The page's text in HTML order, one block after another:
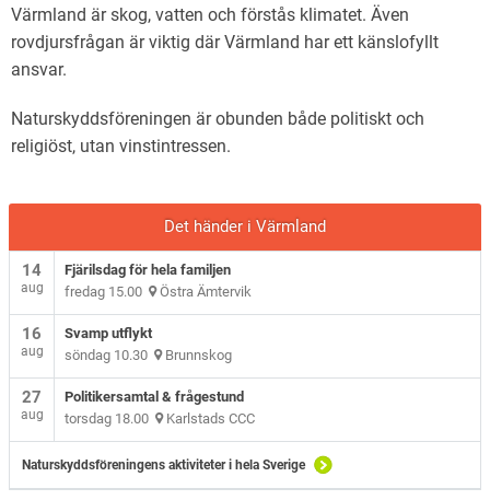
Värmland är skog, vatten och förstås klimatet. Även
rovdjursfrågan är viktig där Värmland har ett känslofyllt
ansvar.
Naturskyddsföreningen är obunden både politiskt och
religiöst, utan vinstintressen.
Det händer i Värmland
14
aug
Fjärilsdag för hela familjen
fredag 15.00 Östra Ämtervik
16
aug
Svamp utflykt
söndag 10.30 Brunnskog
27
aug
Politikersamtal & frågestund
torsdag 18.00 Karlstads CCC
Naturskyddsföreningens aktiviteter i hela Sverige